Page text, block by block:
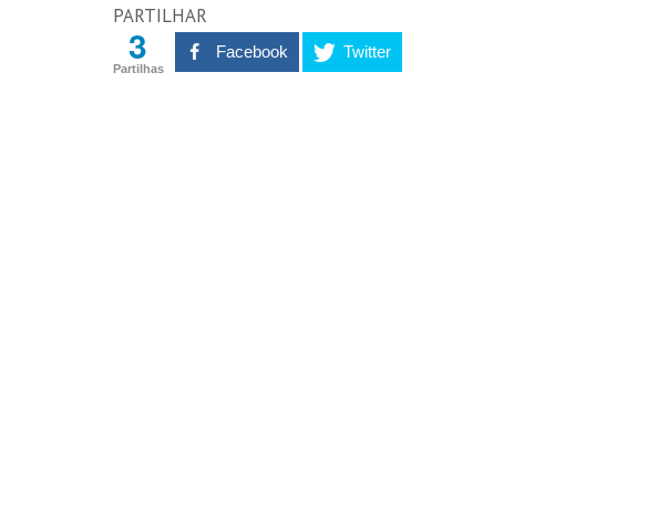
PARTILHAR
3
Partilhas
Facebook Twitter